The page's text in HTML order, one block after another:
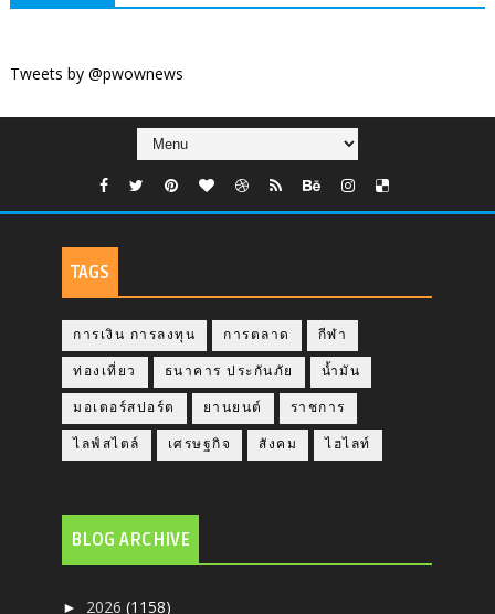
Tweets by @pwownews
TAGS
การเงิน การลงทุน การตลาด กีฬา
ท่องเที่ยว ธนาคาร ประกันภัย น้ำมัน
มอเตอร์สปอร์ต ยานยนต์ ราชการ
ไลฟ์สไตล์ เศรษฐกิจ สังคม ไฮไลท์
BLOG ARCHIVE
► 2026(1158)